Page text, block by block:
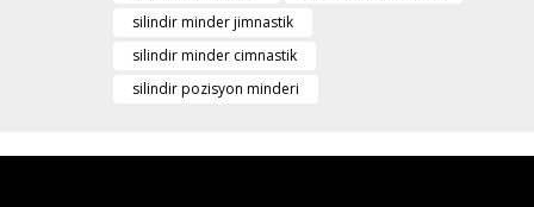
silindir minder jimnastik
silindir minder cimnastik
silindir pozisyon minderi